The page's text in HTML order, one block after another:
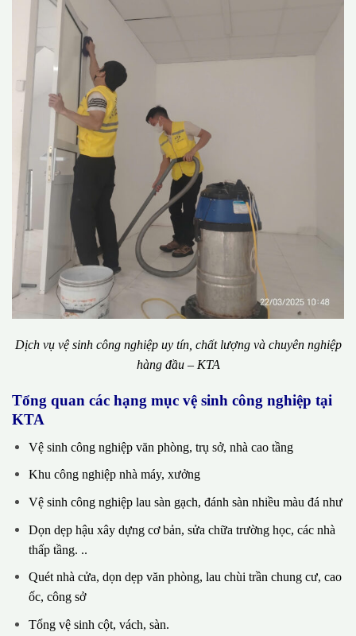
Dịch vụ vệ sinh công nghiệp uy tín, chất lượng và chuyên nghiệp
hàng đầu – KTA
Tổng quan các hạng mục vệ sinh công nghiệp tại
KTA
Vệ sinh công nghiệp văn phòng, trụ sở, nhà cao tầng
Khu công nghiệp nhà máy, xưởng
Vệ sinh công nghiệp lau sàn gạch, đánh sàn nhiều màu đá như
Dọn dẹp hậu xây dựng cơ bản, sửa chữa trường học, các nhà
thấp tầng. ..
Quét nhà cửa, dọn dẹp văn phòng, lau chùi trần chung cư, cao
ốc, công sở
Tổng vệ sinh cột, vách, sàn.